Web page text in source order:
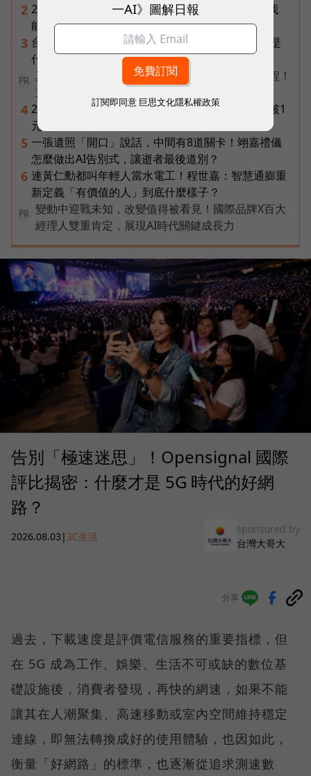
2 2026普發一萬最新進度｜國民支援金通過了嗎？我
能領嗎？地方發錢大盤點
3 台達電第二曲線盤點：「不發火的發電機」SOFC是
什麼？AI機器人、微電網、氫電池都它的局
PR
真正的效率，不是更忙，而是建立更好的工作流程！
立即了解《AI 人才全方位實戰課》
4 2026年8月ETF配息盤點｜19檔一次看，00878衝破1
元創高、00929殖利率逾16%
5 一張遺照「開口」說話，中間有8道關卡！翊嘉禮儀
怎麼做出AI告別式，讓逝者最後道別？
6 連黃仁勳都叫年輕人當水電工！程世嘉：智慧通膨重
新定義「有價值的人」到底什麼樣子？
PR
變動中迎戰未知，改變值得被看見！國際品牌X百大
經理人雙重肯定，展現AI時代關鍵成長力
告別「極速迷思」！Opensignal 國際
評比揭密：什麼才是 5G 時代的好網
路？
2026.08.03 | 3C生活
sponsored by
台灣大哥大
分享
過去，下載速度是評價電信服務的重要指標，但
在 5G 成為工作、娛樂、生活不可或缺的數位基
礎設施後，消費者發現，再快的網速，如果不能
讓其在人潮聚集、高速移動或室內空間維持穩定
連線，即無法轉換成好的使用體驗，也因如此，
衡量「好網路」的標準，也逐漸從追求測速數
一AI》圖解日報
訂閱即同意 巨思文化隱私權政策